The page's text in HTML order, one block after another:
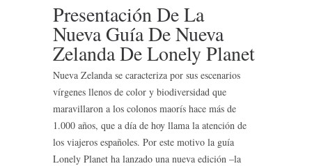
Presentación De La
Nueva Guía De Nueva
Zelanda De Lonely Planet
Nueva Zelanda se caracteriza por sus escenarios
vírgenes llenos de color y biodiversidad que
maravillaron a los colonos maorís hace más de
1.000 años, que a día de hoy llama la atención de
los viajeros españoles. Por este motivo la guía
Lonely Planet ha lanzado una nueva edición –la